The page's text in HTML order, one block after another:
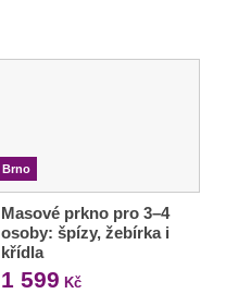
Brno
Masové prkno pro 3–4
osoby: špízy, žebírka i
křídla
1 599 Kč